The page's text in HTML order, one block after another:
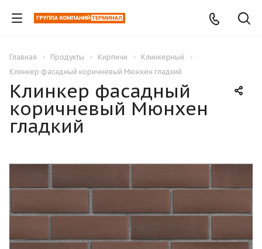
Главная Продукты Кирпичи
Клинкерный
Клинкер фасадный коричневый Мюнхен гладкий
Клинкер фасадный
коричневый Мюнхен
гладкий